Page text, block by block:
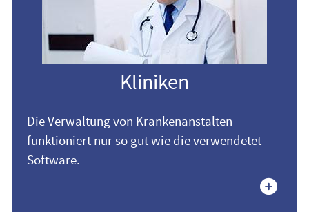
Kliniken
Die Verwaltung von Krankenanstalten
funktioniert nur so gut wie die verwendetet
Software.